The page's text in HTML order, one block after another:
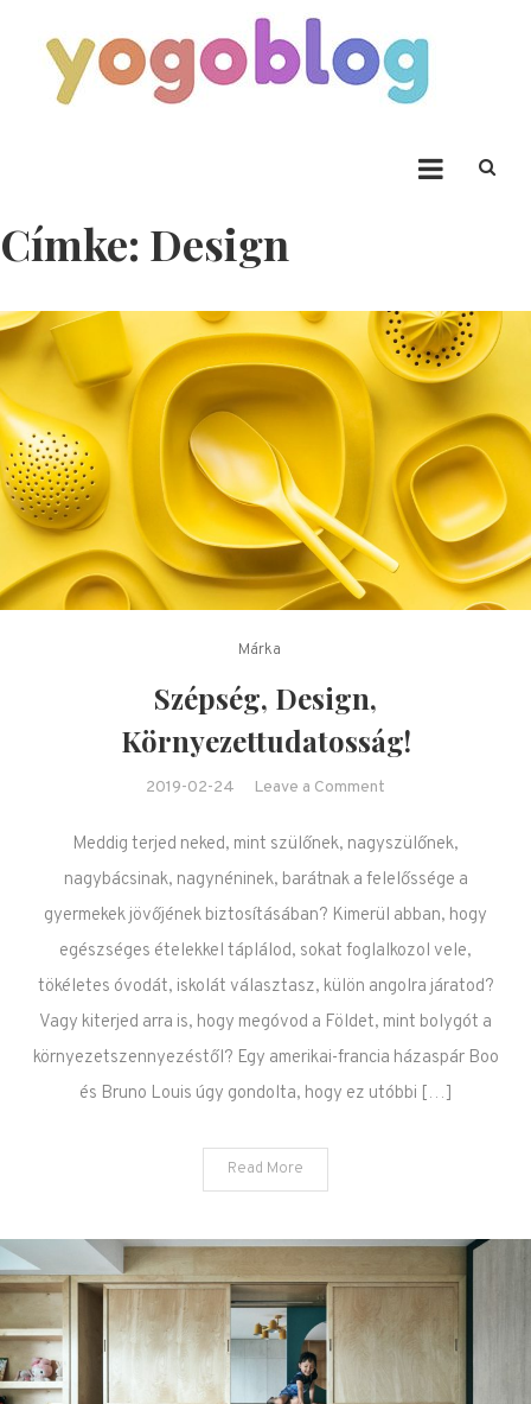
Címke: Design
Márka
Szépség, Design,
Környezettudatosság!
2019-02-24 Leave a Comment
Meddig terjed neked, mint szülőnek, nagyszülőnek,
nagybácsinak, nagynéninek, barátnak a felelőssége a
gyermekek jövőjének biztosításában? Kimerül abban, hogy
egészséges ételekkel táplálod, sokat foglalkozol vele,
tökéletes óvodát, iskolát választasz, külön angolra járatod?
Vagy kiterjed arra is, hogy megóvod a Földet, mint bolygót a
környezetszennyezéstől? Egy amerikai-francia házaspár Boo
és Bruno Louis úgy gondolta, hogy ez utóbbi […]
Read More